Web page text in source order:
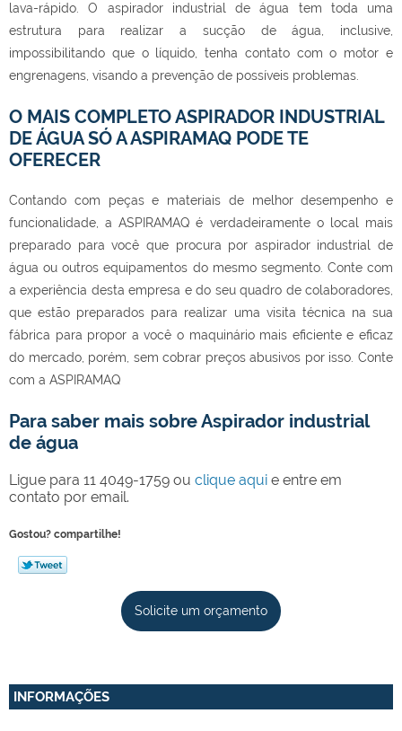
lava-rápido. O aspirador industrial de água tem toda uma
estrutura para realizar a sucção de água, inclusive,
impossibilitando que o líquido, tenha contato com o motor e
engrenagens, visando a prevenção de possíveis problemas.
O MAIS COMPLETO ASPIRADOR INDUSTRIAL
DE ÁGUA SÓ A ASPIRAMAQ PODE TE
OFERECER
Contando com peças e materiais de melhor desempenho e
funcionalidade, a ASPIRAMAQ é verdadeiramente o local mais
preparado para você que procura por aspirador industrial de
água ou outros equipamentos do mesmo segmento. Conte com
a experiência desta empresa e do seu quadro de colaboradores,
que estão preparados para realizar uma visita técnica na sua
fábrica para propor a você o maquinário mais eficiente e eficaz
do mercado, porém, sem cobrar preços abusivos por isso. Conte
com a ASPIRAMAQ
Para saber mais sobre Aspirador industrial
de água
Ligue para 11 4049-1759 ou clique aqui e entre em
contato por email.
Gostou? compartilhe!
Solicite um orçamento
INFORMAÇÕES